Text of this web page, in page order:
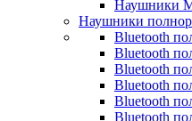
Наушники
Наушники
Bluetooth
Bluetooth
Bluetooth
Bluetooth
Bluetooth
Bluetooth